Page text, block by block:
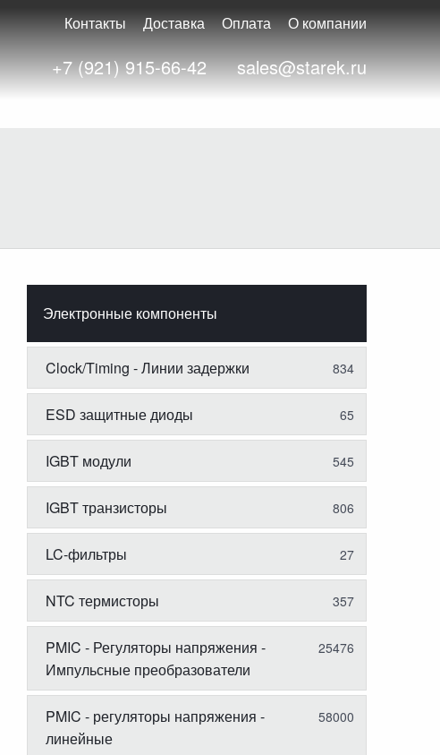
Контакты Доставка Оплата О компании
+7 (921) 915-66-42 sales@starek.ru
Электронные компоненты
Clock/Timing - Линии задержки 834
ESD защитные диоды 65
IGBT модули 545
IGBT транзисторы 806
LC-фильтры 27
NTC термисторы 357
PMIC - Регуляторы напряжения -
Импульсные преобразователи
25476
PMIC - регуляторы напряжения -
линейные
58000